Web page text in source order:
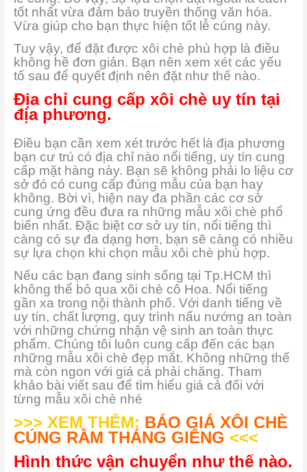
tốt nhất vừa đảm bảo truyền thống văn hóa.
Vừa giúp cho bạn thực hiện tốt lễ cúng này.
Tuy vậy, để đặt được xôi chè phù hợp là điều
không hề đơn giản. Bạn nên xem xét các yếu
tố sau để quyết định nên đặt như thế nào.
Địa chỉ cung cấp xôi chè uy tín tại
địa phương.
Điều bạn cần xem xét trước hết là địa phương
bạn cư trú có địa chỉ nào nổi tiếng, uy tín cung
cấp mặt hàng này. Bạn sẽ không phải lo liệu cơ
sở đó có cung cấp đúng mẫu của bạn hay
không. Bời vì, hiện nay đa phần các cơ sở
cung ứng đều đưa ra những mẫu xôi chè phổ
biến nhất. Đặc biệt cơ sở uy tín, nổi tiếng thì
càng có sự đa dạng hơn, bạn sẽ càng có nhiều
sự lựa chọn khi chọn mẫu xôi chè phù hợp.
Nếu các bạn đang sinh sống tại Tp.HCM thì
không thể bỏ qua xôi chè cô Hoa. Nổi tiếng
gần xa trong nội thành phố. Với danh tiếng về
uy tín, chất lượng, quy trình nấu nướng an toàn
với những chứng nhận vệ sinh an toàn thực
phẩm. Chúng tôi luôn cung cấp đến các bạn
những mẫu xôi chè đẹp mắt. Không những thế
mà còn ngon với giá cả phải chăng. Tham
khảo bài viết sau để tìm hiểu giá cả đối với
từng mẫu xôi chè nhé
>>> XEM THÊM: BÁO GIÁ XÔI CHÈ
CÚNG RẰM THÁNG GIÊNG <<<
Hình thức vận chuyển như thế nào.